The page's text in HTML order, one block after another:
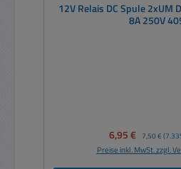
12V Relais DC Spule 2xUM
8A 250V
Verkaufspreis:
6,95 € Regulärer
7,50 €
Preise inkl. MwSt. zzgl.